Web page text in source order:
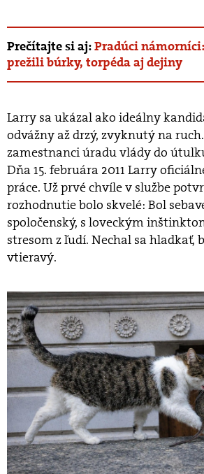
Prečítajte si aj:Pradúci
prežili búrky, torpéda aj dejiny
Larry sa ukázal ako ideálny
odvážny až drzý, zvyknutý na
zamestnanci úradu vlády do
Dňa 15. februára 2011 Larry
práce. Už prvé chvíle v službe
rozhodnutie bolo skvelé: Bol
spoločenský, s loveckým
stresom z ľudí. Nechal sa hladkať,
vtieravý.